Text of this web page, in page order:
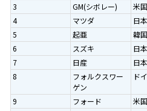
3
GM(シボレー) 米国
4
マツダ 日本
5
起亜 韓国
6
スズキ 日本
7
日産 日本
8
フォルクスワー
ゲン
ド
9 フォード 米国